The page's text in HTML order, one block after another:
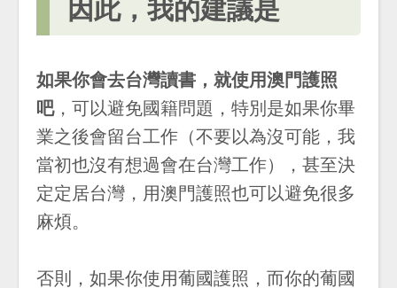
如果你會去台灣讀書，就使用澳門護照
吧，可以避免國籍問題，特別是如果你畢
業之後會留台工作（不要以為沒可能，我
當初也沒有想過會在台灣工作），甚至決
定定居台灣，用澳門護照也可以避免很多
麻煩。
否則，如果你使用葡國護照，而你的葡國